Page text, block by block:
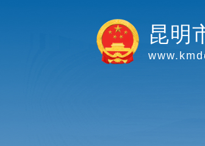
昆明